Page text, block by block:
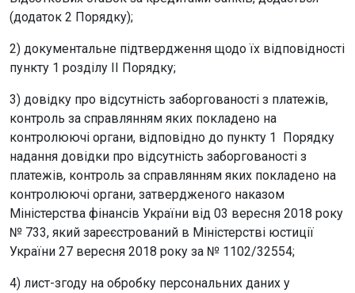
(додаток 2 Порядку);
2) документальне підтвердження щодо їх відповідності
пункту 1 розділу II Порядку;
3) довідку про відсутність заборгованості з платежів,
контроль за справлянням яких покладено на
контролюючі органи, відповідно до пункту 1 Порядку
надання довідки про відсутність заборгованості з
платежів, контроль за справлянням яких покладено на
контролюючі органи, затвердженого наказом
Міністерства фінансів України від 03 вересня 2018 року
№ 733, який зареєстрований в Міністерстві юстиції
України 27 вересня 2018 року за № 1102/32554;
4) лист-згоду на обробку персональних даних у